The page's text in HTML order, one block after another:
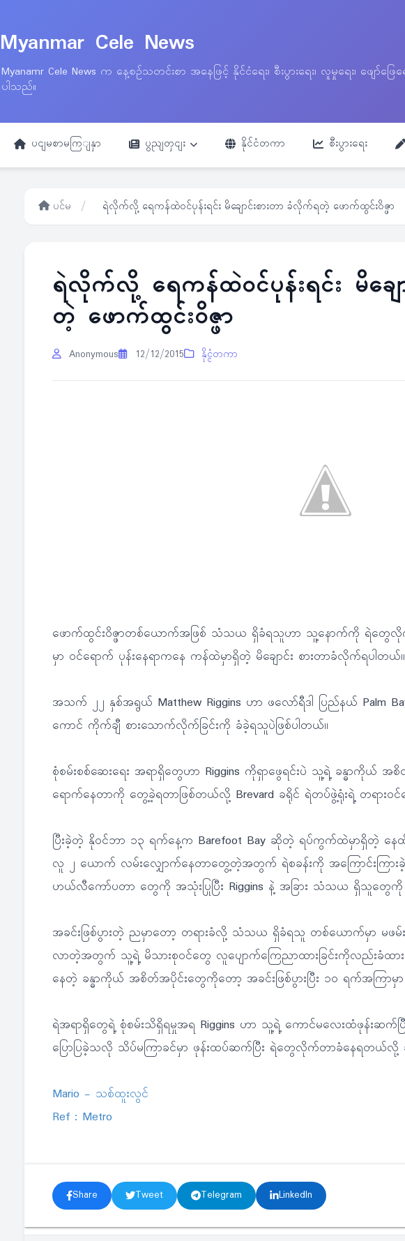
Myanmar Cele News
Myanamr Cele News က နေ့စဉ်သတင်းစာ အနေဖြင့် နိုင်ငံရေး၊ စီးပွားရေး၊ လူမှုရေး၊
ပါသည်။
ပငျမစာမကြျနှာ ပွညျတှငျး နိုင်ငံတကာ စီးပွားရေး
ပင်မ / ရဲလိုက်လို့ ရေကန်ထဲဝင်ပုန်းရင်း မိချောင်းစားတာ ခံလိုက်ရတဲ့ ဖောက်ထွင်းဝိဇ္ဖာ
ရဲလိုက်လို့ ရေကန်ထဲဝင်ပုန်းရင်း မိချေ
တဲ့ ဖောက်ထွင်းဝိဇ္ဖာ
Anonymous 12/12/2015 နိုင္ငံတကာ
ဖောက်ထွင်းဝိဇ္ဖာတစ်ယောက်အဖြစ် သံသယ ရှိခံရသူဟာ သူ့နောက်ကို ရဲတွေ
မှာ ဝင်ရောက် ပုန်းနေရာကနေ ကန်ထဲမှာရှိတဲ့ မိချောင်း စားတာခံလိုက်ရပါတယ်။
အသက် ၂၂ နှစ်အရွယ် Matthew Riggins ဟာ ဖလော်ရီဒါ ပြည်နယ် Palm
ကောင် ကိုက်ချီ စားသောက်လိုက်ခြင်းကို ခံခဲ့ရသူပဲဖြစ်ပါတယ်။
စုံစမ်းစစ်ဆေးရေး အရာရှိတွေဟာ Riggins ကိုရှာဖွေရင်းပဲ သူ့ရဲ့ ခန္ဓာကိုယ်
ရောက်နေတာကို တွေ့ခဲ့ရတာဖြစ်တယ်လို့ Brevard ခရိုင် ရဲတပ်ဖွဲ့ရုံးရဲ့ တရားဝင်ပ
ပြီးခဲ့တဲ့ နိုဝင်ဘာ ၁၃ ရက်နေ့က Barefoot Bay ဆိုတဲ့ ရပ်ကွက်ထဲမှာရှိတဲ့
လူ ၂ ယောက် လမ်းလျှောက်နေတာတွေ့တဲ့အတွက် ရဲစခန်းကို အကြောင်းကြားခဲ့
ဟယ်လီကော်ပတာ တွေကို အသုံးပြုပြီး Riggins နဲ့ အခြား သံသယ ရှိသူတွေကို
အခင်းဖြစ်ပွားတဲ့ ညမှာတော့ တရားခံလို့ သံသယ ရှိခံရသူ တစ်ယောက်မှာ မဖမ်းမိ
လာတဲ့အတွက် သူ့ရဲ့ မိသားစုဝင်တွေ လူပျောက်ကြေညာထားခြင်းကိုလည်းခံထာ
နေတဲ့ ခန္ဓာကိုယ် အစိတ်အပိုင်းတွေကိုတော့ အခင်းဖြစ်ပွားပြီး ၁၀ ရက်အကြာမှ
ရဲအရာရှိတွေရဲ့ စုံစမ်းသိရှိရမှုအရ Riggins ဟာ သူ့ရဲ့ ကောင်မလေးထံဖုန်းဆက်ပ
ပြောပြခဲ့သလို သိပ်မကြာခင်မှာ ဖုန်းထပ်ဆက်ပြီး ရဲတွေလိုက်တာခံနေရတယ်လို့
Mario - သစ်ထူးလွင်
Ref : Metro
Share Tweet Telegram LinkedIn